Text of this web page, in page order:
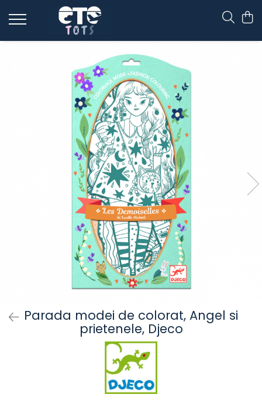
CĂRUCIOARE & SCAUNE AUTO
cărucioare NUNA
cărucioare U-GROW
scaune auto pentru avion
accesorii cărucioare
accesorii scaun auto
accesorii scaun avion
Parada modei de colorat, Angel si
prietenele, Djeco